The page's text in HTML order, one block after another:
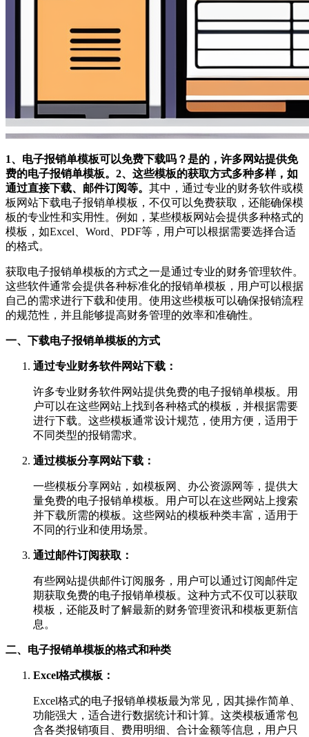
1、电子报销单模板可以免费下载吗？是的，许多网站提供免
费的电子报销单模板。2、这些模板的获取方式多种多样，如
通过直接下载、邮件订阅等。 其中，通过专业的财务软件或模
板网站下载电子报销单模板，不仅可以免费获取，还能确保模
板的专业性和实用性。例如，某些模板网站会提供多种格式的
模板，如Excel、Word、PDF等，用户可以根据需要选择合适
的格式。
获取电子报销单模板的方式之一是通过专业的财务管理软件。
这些软件通常会提供各种标准化的报销单模板，用户可以根据
自己的需求进行下载和使用。使用这些模板可以确保报销流程
的规范性，并且能够提高财务管理的效率和准确性。
一、下载电子报销单模板的方式
通过专业财务软件网站下载：
许多专业财务软件网站提供免费的电子报销单模板。用
户可以在这些网站上找到各种格式的模板，并根据需要
进行下载。这些模板通常设计规范，使用方便，适用于
不同类型的报销需求。
通过模板分享网站下载：
一些模板分享网站，如模板网、办公资源网等，提供大
量免费的电子报销单模板。用户可以在这些网站上搜索
并下载所需的模板。这些网站的模板种类丰富，适用于
不同的行业和使用场景。
通过邮件订阅获取：
有些网站提供邮件订阅服务，用户可以通过订阅邮件定
期获取免费的电子报销单模板。这种方式不仅可以获取
模板，还能及时了解最新的财务管理资讯和模板更新信
息。
二、电子报销单模板的格式和种类
Excel格式模板：
Excel格式的电子报销单模板最为常见，因其操作简单、
功能强大，适合进行数据统计和计算。这类模板通常包
含各类报销项目、费用明细、合计金额等信息，用户只